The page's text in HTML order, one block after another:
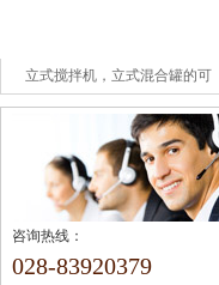
立式搅拌机，立式混合罐的可
选组成安全注意事项
咨询热线：
028-83920379